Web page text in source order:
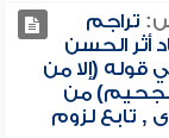
تراجم
أثر الحسن
قوله (إلا من
من
, تابع لزوم